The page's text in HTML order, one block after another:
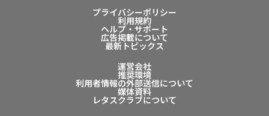
プライバシーポリシー
利用規約
ヘルプ・サポート
広告掲載について
最新トピックス
運営会社
推奨環境
利用者情報の外部送信について
媒体資料
レタスクラブについて